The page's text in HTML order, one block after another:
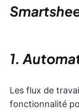
1.
Les flux de
fonctionnalité